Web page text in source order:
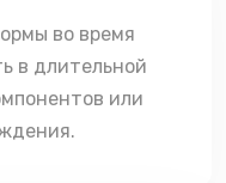
во время
в длительной
или